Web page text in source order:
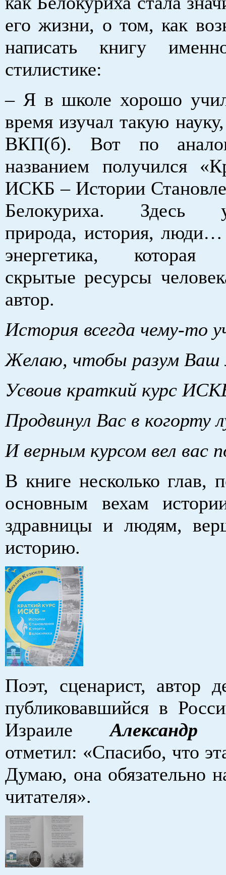
его жизни, о том, как
написать книгу
стилистике:
– Я в школе хорошо
время изучал такую
ВКП(б). Вот по
названием получился
ИСКБ – Истории
Белокуриха. Здесь
природа, история,
энергетика, которая
скрытые ресурсы
автор.
История всегда чему-то
Желаю, чтобы разум Ваш
Усвоив краткий курс
Продвинул Вас в когорту
И верным курсом вел вас
В книге несколько глав,
основным вехам
здравницы и людям,
историю.
Поэт, сценарист, автор
публиковавшийся в
ИзраилеАлександр
отметил: «Спасибо, что
Думаю, она обязательно
читателя».